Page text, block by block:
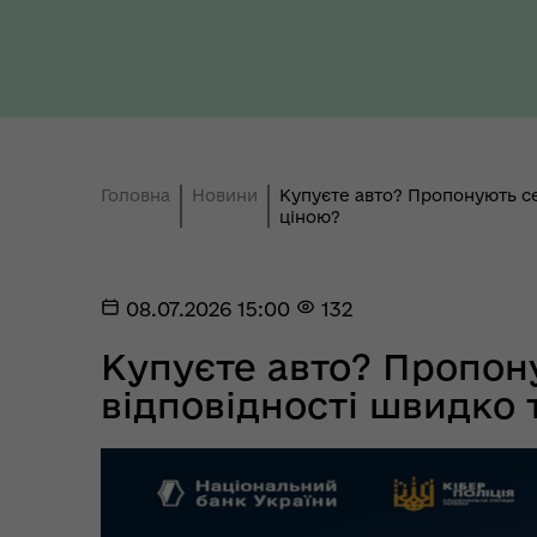
Регіональне представництво
Уповноваженого Верховної
Ради України з прав людини у
Полтавській області
Ти
Головна Новини
Купуєте авто? Пропонують
ціною?
08.07.2026 15:00 132
Купуєте авто?
відповідності